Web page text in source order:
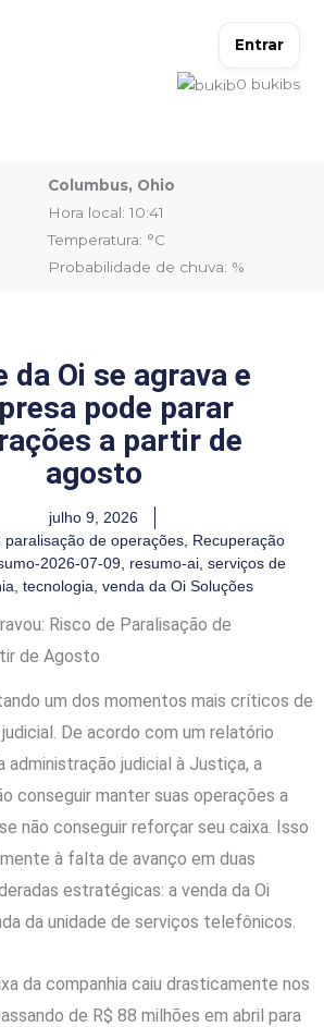
Entrar
0 bukibs
Columbus, Ohio
Hora local: 10:41
Temperatura: °C
Probabilidade de chuva: %
da Oi se agrava e
pode parar
a partir de
agosto
julho 9, 2026
paralisação de operações, Recuperação
2026-07-09, resumo-ai, serviços de
, tecnologia, venda da Oi Soluções
Risco de Paralisação de
de Agosto
um dos momentos mais críticos de
De acordo com um relatório
administração judicial à Justiça, a
conseguir manter suas operações a
não conseguir reforçar seu caixa. Isso
à falta de avanço em duas
estratégicas: a venda da Oi
da unidade de serviços telefônicos.
da companhia caiu drasticamente nos
de R$ 88 milhões em abril para